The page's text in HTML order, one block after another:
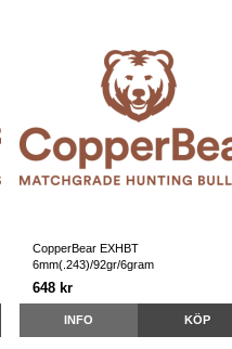
CopperBear EXHBT
6mm(.243)/92gr/6gram
648 kr
INFO KÖP